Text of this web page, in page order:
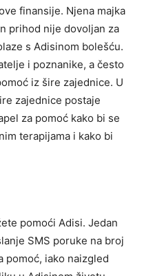
finansije. Njena majka
prihod nije dovoljan za
s Adisinom bolešću.
i poznanike, a često
iz šire zajednice. U
zajednice postaje
za pomoć kako bi se
terapijama i kako bi
pomoći Adisi. Jedan
SMS poruke na broj
pomoć, iako naizgled